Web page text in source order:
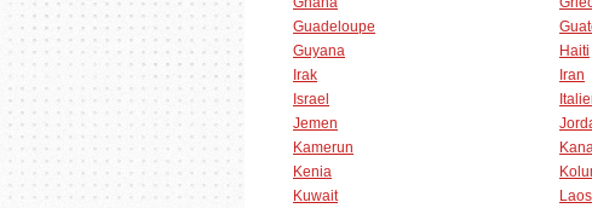
Guadeloupe
Guyana
Haiti
Irak
Iran
Israel
Jemen
Kamerun
Kenia
Kuwait
Laos